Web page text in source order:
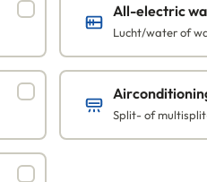
All-electric
Lucht/water of
Split- of